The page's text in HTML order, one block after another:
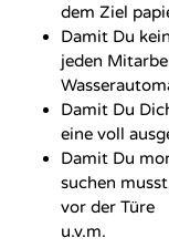
dem Ziel
Damit Du
jeden
Damit Du
eine voll
Damit Du
suchen
vor der Türe
u.v.m.